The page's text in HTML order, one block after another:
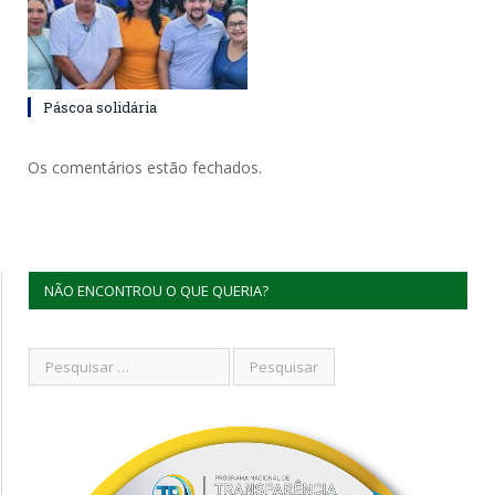
Páscoa solidária
Os comentários estão fechados.
NÃO ENCONTROU O QUE QUERIA?